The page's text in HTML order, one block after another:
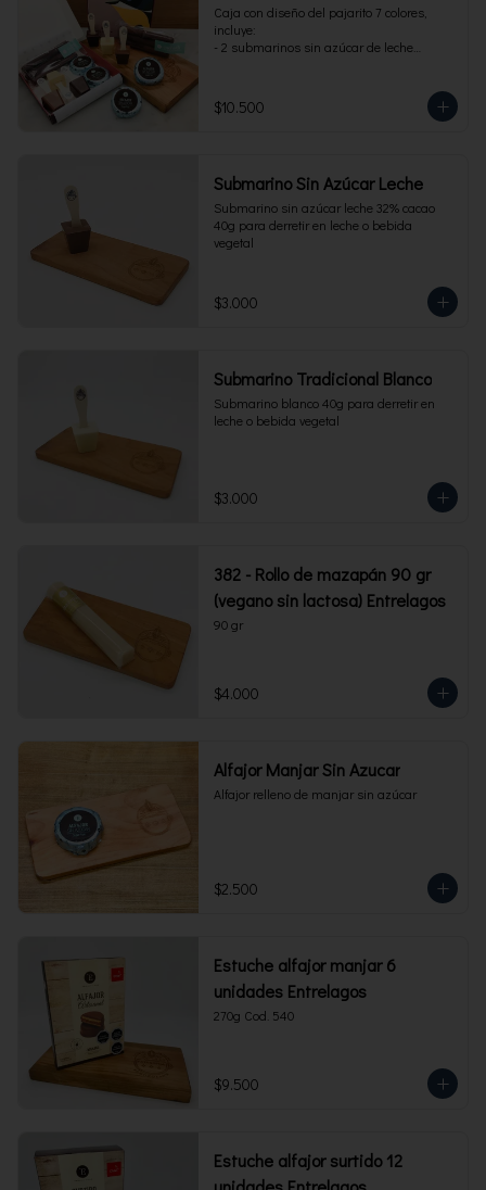
Caja con diseño del pajarito 7 colores,
incluye:
- 2 submarinos sin azúcar de leche
$10.500
Submarino Sin Azúcar Leche
Submarino sin azúcar leche 32% cacao
40g para derretir en leche o bebida
vegetal
$3.000
Submarino Tradicional Blanco
Submarino blanco 40g para derretir en
leche o bebida vegetal
$3.000
382 - Rollo de mazapán 90 gr
(vegano sin lactosa) Entrelagos
90 gr
$4.000
Alfajor Manjar Sin Azucar
Alfajor relleno de manjar sin azúcar
$2.500
Estuche alfajor manjar 6
unidades Entrelagos
270g Cod. 540
$9.500
Estuche alfajor surtido 12